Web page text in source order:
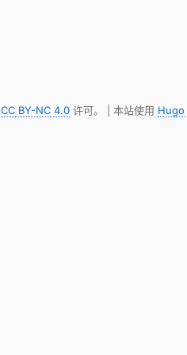
CC BY-NC 4.0许可。 | 本站使用 Hugo